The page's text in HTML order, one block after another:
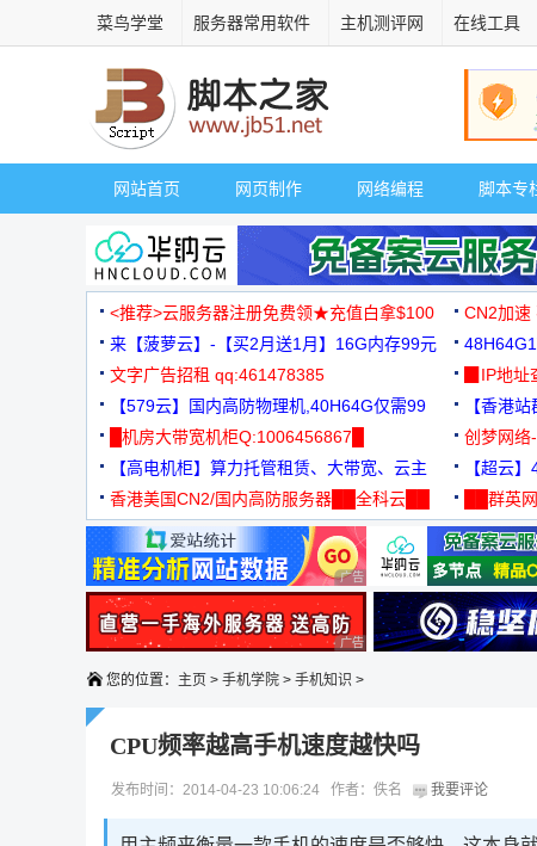
菜鸟学堂 服务器常用软件 主机测评网 在线工具
网站首页 网页制作 网络编程 脚本专
<推荐>云服务器注册免费领★充值白拿$100 CN2加速
来【菠萝云】-【买2月送1月】16G内存99元
3000+
文字广告招租 qq:461478385
▉IP地
【579云】国内高防物理机,40H64G仅需99
元
【香港
█机房大带宽机柜Q:1006456867█
创梦网络
88元/月
【高电机柜】算力托管租赁、大带宽、云主
机
【超云
香港美国CN2/国内高防服务器██全科云██
██群英
◆◆◆
广告 商业广告，理性选择
广告 商业广告，理性选择
您的位置： 主页 > 手机学院 > 手机知识 >
CPU频率越高手机速度越快吗
发布时间：2014-04-23 10:06:24 作者：佚名 我要评论